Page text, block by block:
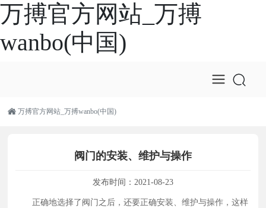
万搏官方网站_万搏
wanbo(中国)
万搏官方网站_万搏wanbo(中国)
阀门的安装、维护与操作
发布时间： 2021-08-23
正确地选择了阀门之后，还要正确安装、维护与操作，这样